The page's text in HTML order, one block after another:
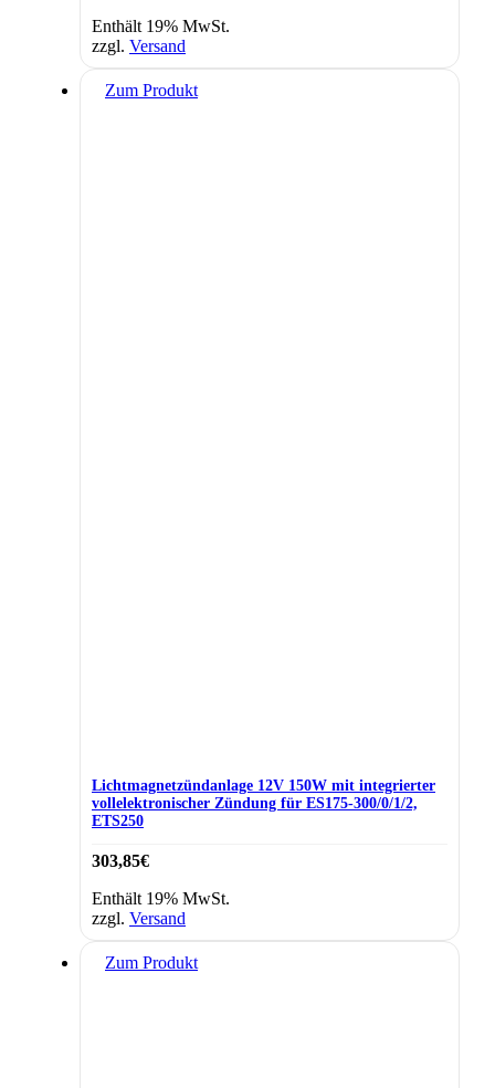
Enthält 19% MwSt.
zzgl. Versand
Zum Produkt
Lichtmagnetzündanlage 12V 150W mit integrierter
vollelektronischer Zündung für ES175-300/0/1/2,
ETS250
303,85€
Enthält 19% MwSt.
zzgl. Versand
Zum Produkt